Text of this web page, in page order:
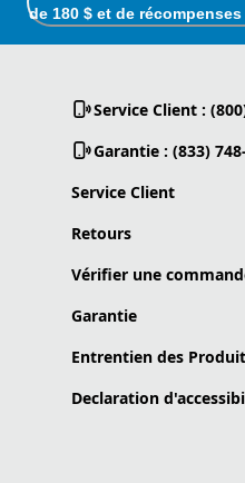
de 180 $ et de
Service Client :
Garantie : (833)
Service Client
Retours
Vérifier une
Garantie
Entrentien des
Declaration